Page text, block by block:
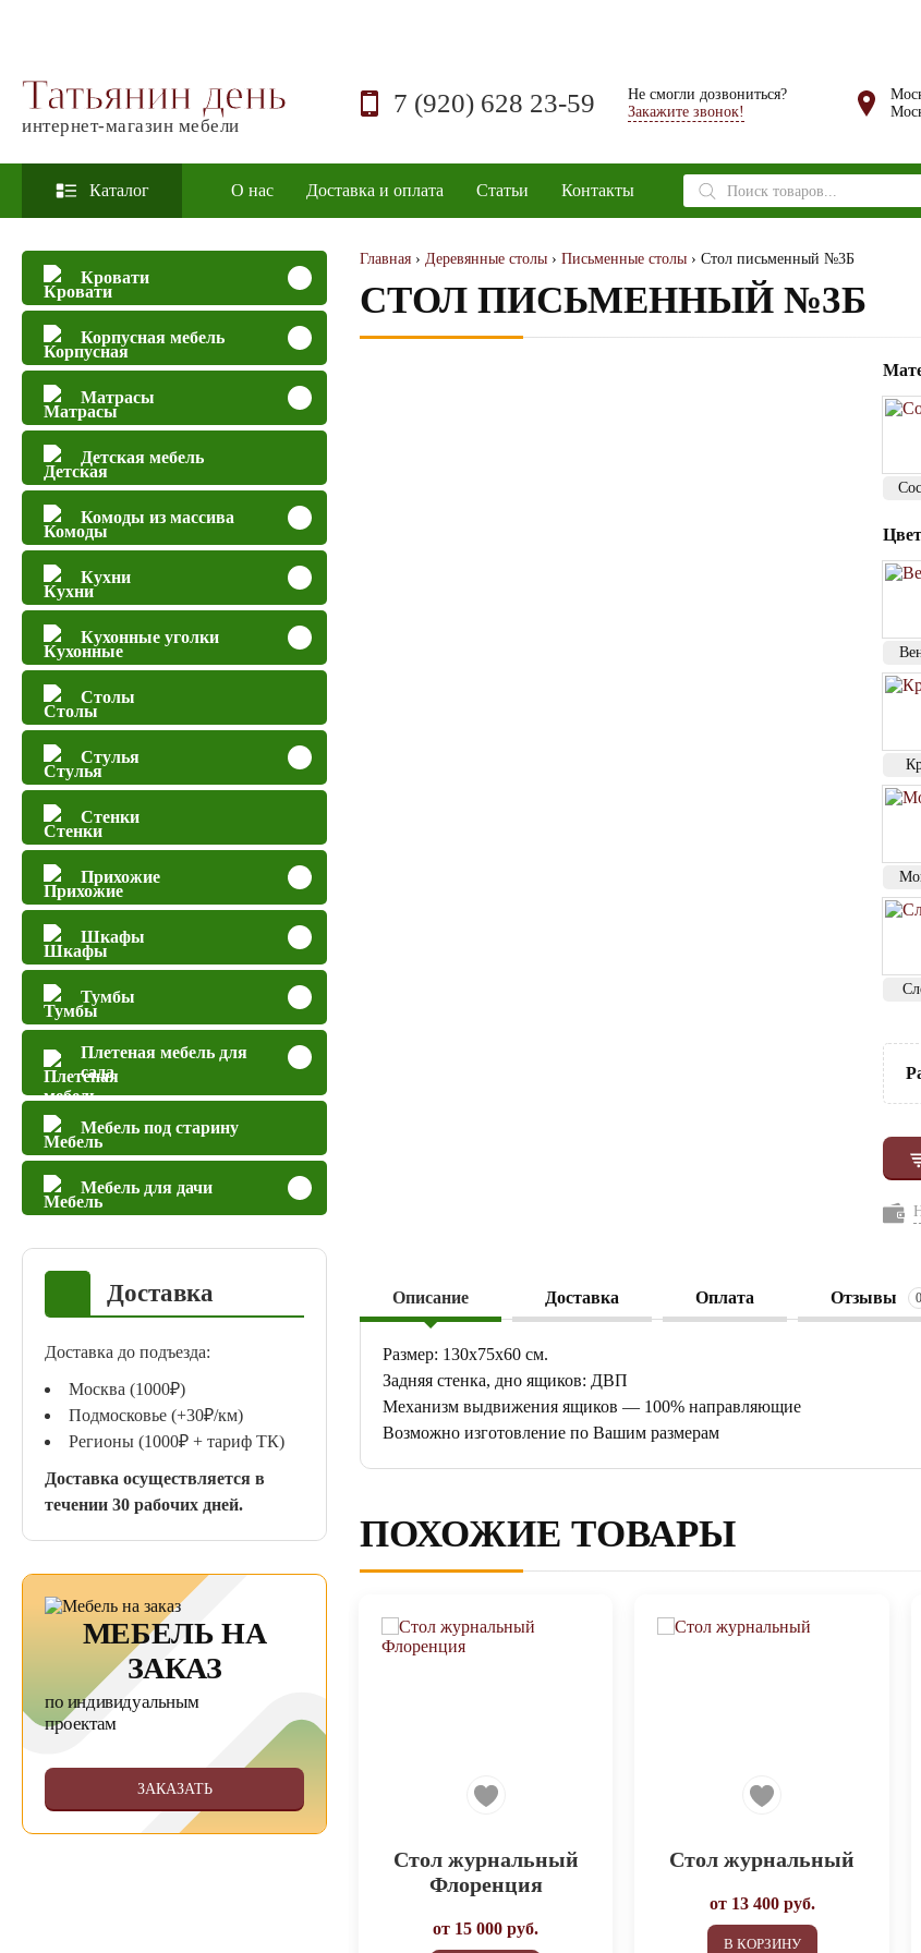
Татьянин день
интернет-магазин мебели
7 (920) 628 23-59
Не смогли дозвониться?
Закажите звонок!
Каталог О нас Доставка и оплата Статьи Контакты
Поиск
товаров
Кровати
Корпусная мебель
Матрасы
Детская мебель
Комоды из массива
Кухни
Кухонные уголки
Столы
Стулья
Стенки
Прихожие
Шкафы
Тумбы
Плетеная мебель для
сада
Мебель под старину
Мебель для дачи
Доставка
Доставка до подъезда:
Москва (1000₽)
Подмосковье (+30₽/км)
Регионы (1000₽ + тариф ТК)
Доставка осуществляется в
течении 30 рабочих дней.
МЕБЕЛЬ НА
ЗАКАЗ
по индивидуальным
проектам
ЗАКАЗАТЬ
Главная › Деревянные столы › Письменные столы › Стол письменный №3Б
СТОЛ ПИСЬМЕННЫЙ №3Б
Цвет
Описание Доставка Оплата Отзывы 0
Размер: 130х75х60 см.
Задняя стенка, дно ящиков: ДВП
Механизм выдвижения ящиков — 100% направляющие
Возможно изготовление по Вашим размерам
ПОХОЖИЕ ТОВАРЫ
Стол журнальный
Флоренция
от 15 000 руб.
Стол журнальный
от 13 400руб.
В КОРЗИНУ